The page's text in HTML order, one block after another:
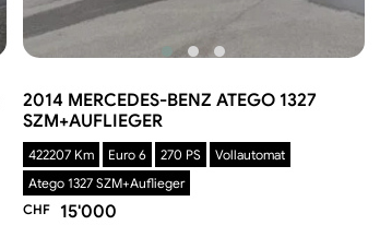
2014 MERCEDES-BENZ ATEGO 1327
SZM+AUFLIEGER
422207 Km Euro 6 270 PS
Vollautomat
Atego 1327 SZM+Auflieger
CHF
15'000